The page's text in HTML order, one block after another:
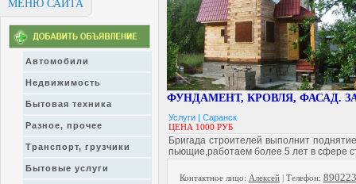
МЕНЮ САЙТА
Автомобили
Недвижимость
Бытовая техника
Разное, прочее
Транспорт, грузчики
Бытовые услуги
ФУНДАМЕНТ, КРОВЛЯ, ФАСАД.
Услуги | Саранск
ЦЕНА 1000 РУБ
Бригада строителей выполнит
пьющие,работаем более 5 лет в сфере
Контактное лицо: Алексей | Телефон: